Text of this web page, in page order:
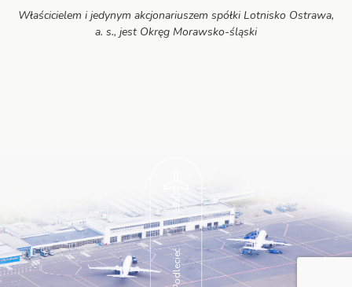
Właścicielem i jedynym akcjonariuszem spółki Lotnisko Ostrawa,
a. s., jest Okręg Morawsko-śląski
Podlecieć